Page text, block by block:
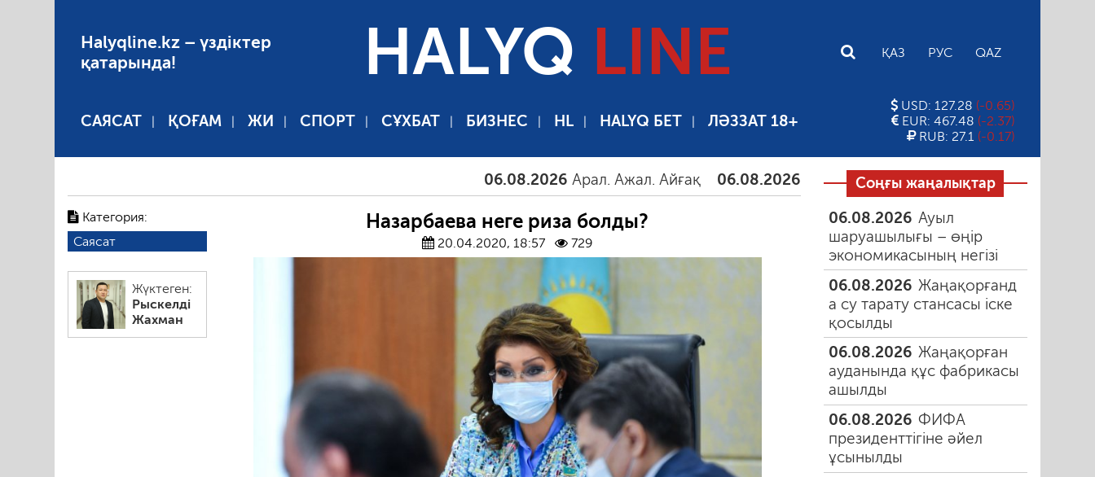
Halyqline.kz – үздіктер
қатарында!
HALYQ LINE ҚАЗ РУС QAZ
САЯСАТ ҚОҒАМ ЖИ СПОРТ СҰХБАТ БИЗНЕС HL HALYQ БЕТ ЛӘЗЗАТ 18+
USD: 127.28 (-0.65)
EUR: 467.48 (-2.37)
RUB: 27.1 (-0.17)
06.08.2026 Арал. Ажал. Айғақ 06.08.2026 Тамыздағы таңғы түтін 06.08.2026
Категория:
Саясат
Жүктеген:
Рыскелді
Жахман
Назарбаева неге риза болды?
20.04.2020, 18:57 729
Соңғы жаңалықтар
06.08.2026 Ауыл
шаруашылығы – өңір
экономикасының негізі
06.08.2026 Жаңақорғанд
а су тарату стансасы іске
қосылды
06.08.2026 Жаңақорған
ауданында құс фабрикасы
ашылды
06.08.2026 ФИФА
президенттігіне әйел
ұсынылды